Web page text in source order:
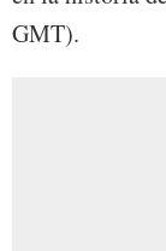
GMT).